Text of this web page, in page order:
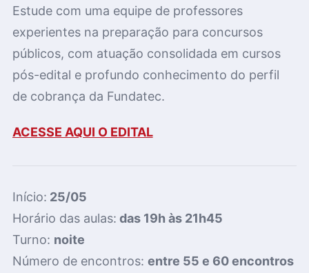
Estude com uma equipe de professores
experientes na preparação para concursos
públicos, com atuação consolidada em cursos
pós-edital e profundo conhecimento do perfil
de cobrança da Fundatec.
ACESSE AQUI O EDITAL
Início: 25/05
Horário das aulas: das 19h às 21h45
Turno: noite
Número de encontros: entre 55 e 60 encontros